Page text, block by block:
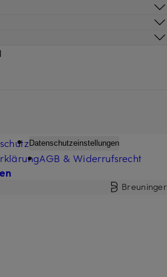
Datenschutzeinstellungen
AGB & Widerrufsrecht
Breuninger